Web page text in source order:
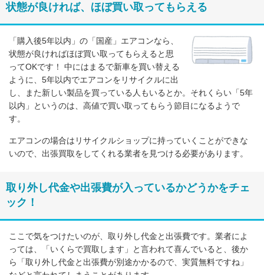
状態が良ければ、ほぼ買い取ってもらえる
「購入後5年以内」の「国産」エアコンなら、
状態が良ければほぼ買い取ってもらえると思
ってOKです！ 中にはまるで新車を買い替える
ように、5年以内でエアコンをリサイクルに出
し、また新しい製品を買っている人もいるとか。それくらい「5年
以内」というのは、高値で買い取ってもらう節目になるようで
す。
エアコンの場合はリサイクルショップに持っていくことができな
いので、出張買取をしてくれる業者を見つける必要があります。
取り外し代金や出張費が入っているかどうかをチェ
ック！
ここで気をつけたいのが、取り外し代金と出張費です。業者によ
っては、「いくらで買取します」と言われて喜んでいると、後か
ら「取り外し代金と出張費が別途かかるので、実質無料ですね」